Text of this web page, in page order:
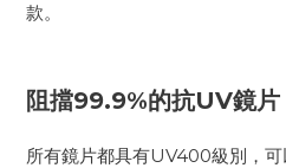
款。
阻擋99.9%的抗UV鏡片
所有鏡片都具有UV400級別，